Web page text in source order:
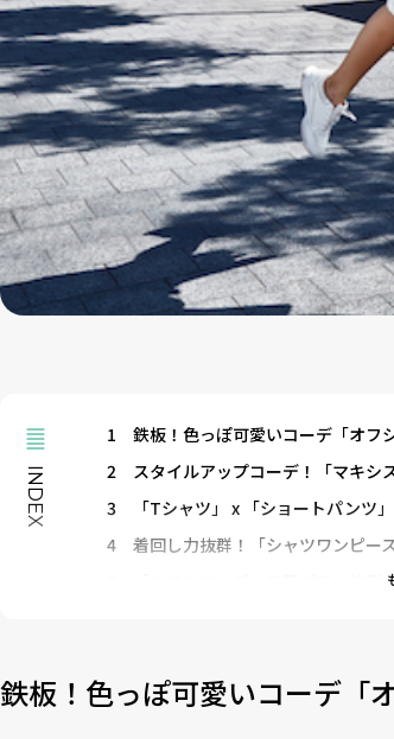
INDEX
1
鉄板！色っぽ可愛いコーデ「オフ
2
スタイルアップコーデ！「マキシ
3
「Tシャツ」 x 「ショートパンツ
4
着回し力抜群！「シャツワンピー
「マリンコーデ」で夏パワー炸裂
鉄板！色っぽ可愛いコーデ「